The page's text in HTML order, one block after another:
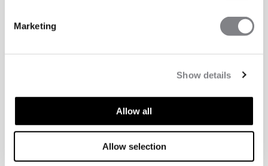
Marketing
Show details
Allow all
Allow selection